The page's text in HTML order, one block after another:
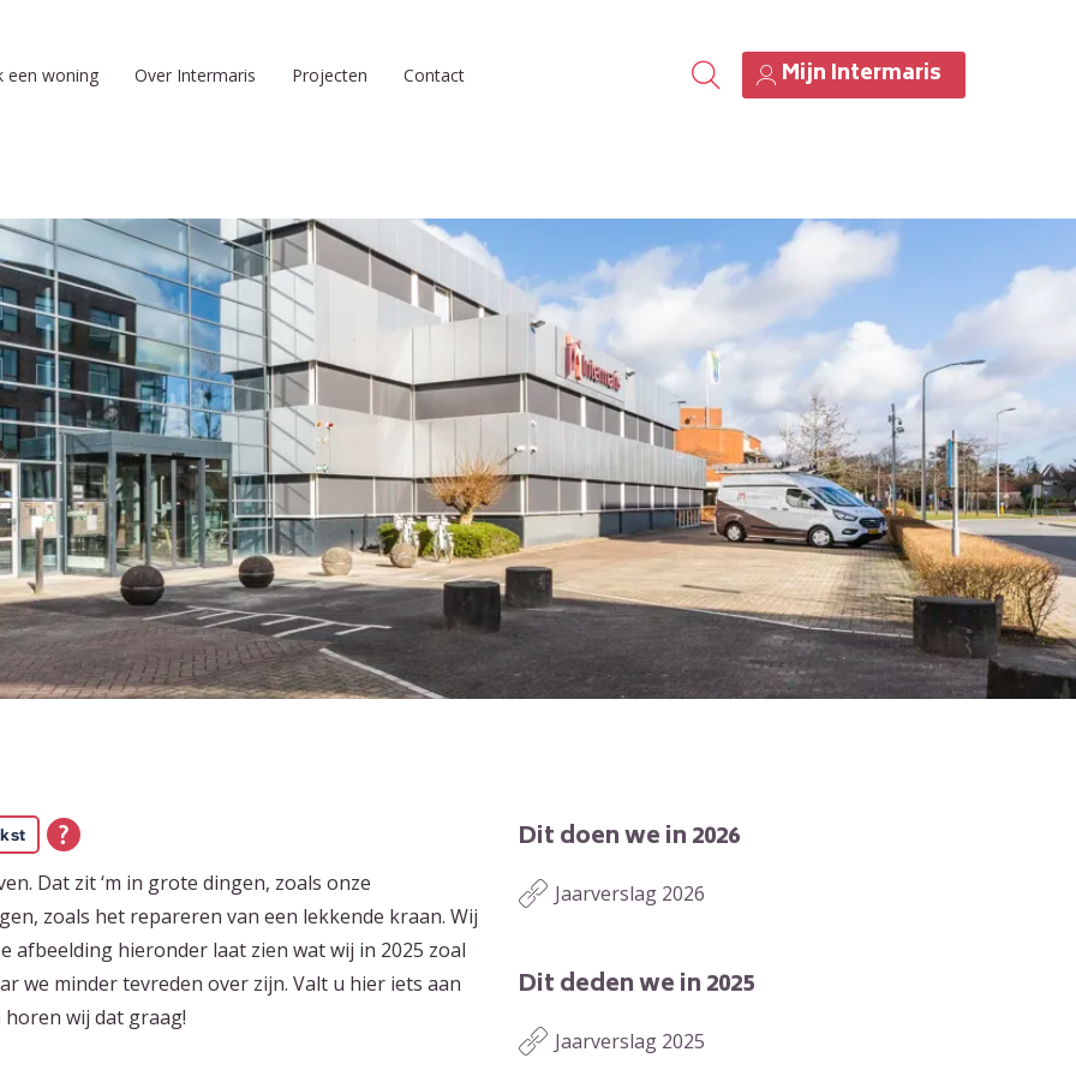
een woning Over Intermaris Projecten Contact Mijn Intermaris
Dat zit ‘m in grote dingen, zoals onze
zoals het repareren van een lekkende kraan. Wij
afbeelding hieronder laat zien wat wij in 2025 zoal
we minder tevreden over zijn. Valt u hier iets aan
wij dat graag!
Dit doen we in 2026
Jaarverslag 2026
Dit deden we in 2025
Jaarverslag 2025